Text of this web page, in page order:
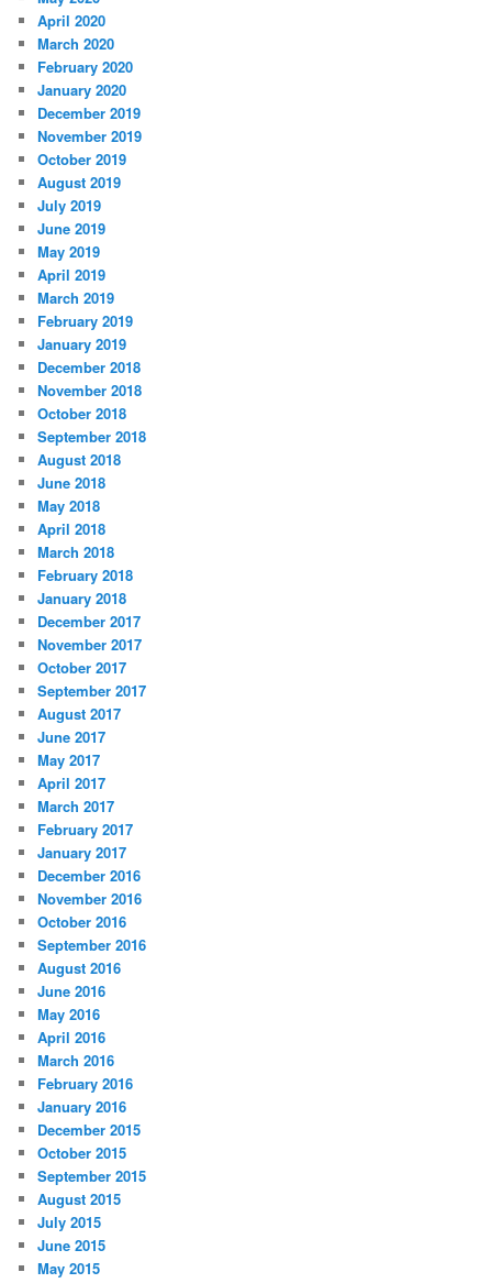
April 2020
March 2020
February 2020
January 2020
December 2019
November 2019
October 2019
August 2019
July 2019
June 2019
May 2019
April 2019
March 2019
February 2019
January 2019
December 2018
November 2018
October 2018
September 2018
August 2018
June 2018
May 2018
April 2018
March 2018
February 2018
January 2018
December 2017
November 2017
October 2017
September 2017
August 2017
June 2017
May 2017
April 2017
March 2017
February 2017
January 2017
December 2016
November 2016
October 2016
September 2016
August 2016
June 2016
May 2016
April 2016
March 2016
February 2016
January 2016
December 2015
October 2015
September 2015
August 2015
July 2015
June 2015
May 2015